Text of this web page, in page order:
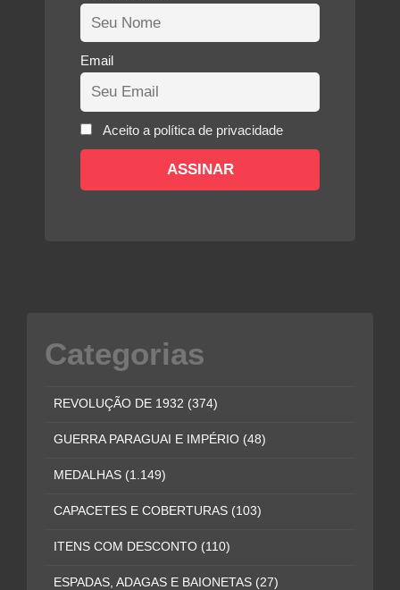
Email
Aceito a política de privacidade
Categorias
REVOLUÇÃO DE 1932 (374)
GUERRA PARAGUAI E IMPÉRIO (48)
MEDALHAS (1.149)
CAPACETES E COBERTURAS (103)
ITENS COM DESCONTO (110)
ESPADAS, ADAGAS E BAIONETAS (27)